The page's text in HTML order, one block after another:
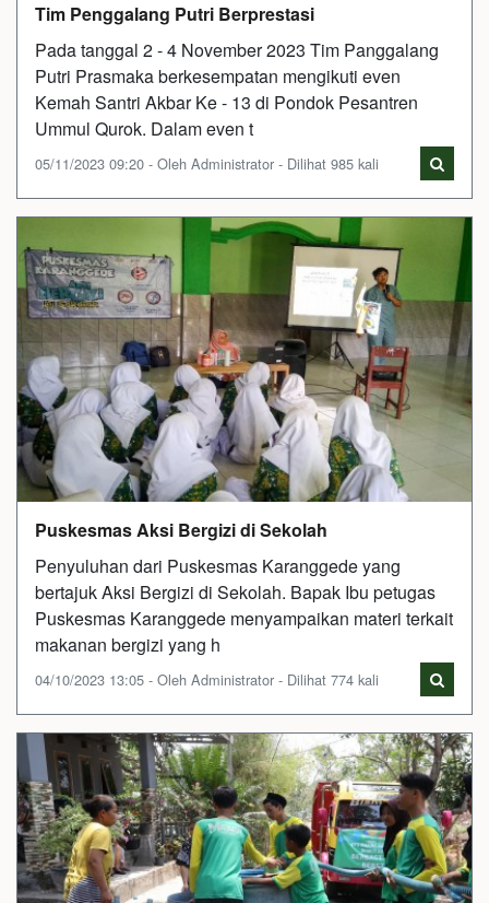
Tim Penggalang Putri Berprestasi
Pada tanggal 2 - 4 November 2023 Tim Panggalang
Putri Prasmaka berkesempatan mengikuti even
Kemah Santri Akbar Ke - 13 di Pondok Pesantren
Ummul Qurok. Dalam even t
05/11/2023 09:20 - Oleh Administrator - Dilihat 985 kali
Puskesmas Aksi Bergizi di Sekolah
Penyuluhan dari Puskesmas Karanggede yang
bertajuk Aksi Bergizi di Sekolah. Bapak Ibu petugas
Puskesmas Karanggede menyampaikan materi terkait
makanan bergizi yang h
04/10/2023 13:05 - Oleh Administrator - Dilihat 774 kali